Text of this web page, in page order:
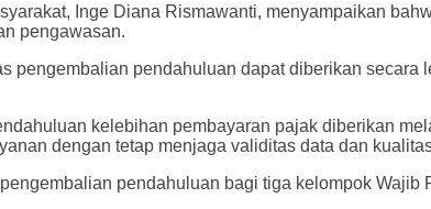
Inge Diana Rismawanti, menyampaikan
pengawasan.
pengembalian pendahuluan dapat diberikan
kelebihan pembayaran pajak diberikan
dengan tetap menjaga validitas data dan
pendahuluan bagi tiga kelompok Wajib